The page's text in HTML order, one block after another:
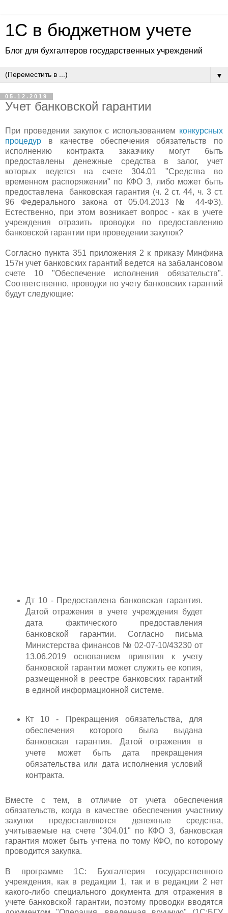
1C в бюджетном учете
Блог для бухгалтеров государственных учреждений
▼
05.12.2019
Учет банковской гарантии
При проведении закупок с использованием конкурсных
процедур в качестве обеспечения обязательств по
исполнению контракта заказчику могут быть
предоставлены денежные средства в залог, учет
которых ведется на счете 304.01 "Средства во
временном распоряжении" по КФО 3, либо может быть
предоставлена банковская гарантия (ч. 2 ст. 44, ч. 3 ст.
96 Федерального закона от 05.04.2013 № 44-ФЗ).
Естественно, при этом возникает вопрос - как в учете
учреждения отразить проводки по предоставлению
банковской гарантии при проведении закупок?
Согласно пункта 351 приложения 2 к приказу Минфина
157н учет банковских гарантий ведется на забалансовом
счете 10 "Обеспечение исполнения обязательств".
Соответственно, проводки по учету банковских гарантий
будут следующие:
Дт 10 - Предоставлена банковская гарантия.
Датой отражения в учете учреждения будет
дата фактического предоставления
банковской гарантии. Согласно письма
Министерства финансов № 02-07-10/43230 от
13.06.2019 основанием принятия к учету
банковской гарантии может служить ее копия,
размещенной в реестре банковских гарантий
в единой информационной системе.
Кт 10 - Прекращения обязательства, для
обеспечения которого была выдана
банковская гарантия. Датой отражения в
учете может быть дата прекращения
обязательства или дата исполнения условий
контракта.
Вместе с тем, в отличие от учета обеспечения
обязательств, когда в качестве обеспечения участнику
закупки предоставляются денежные средства,
учитываемые на счете "304.01" по КФО 3, банковская
гарантия может быть учтена по тому КФО, по которому
проводится закупка.
В программе 1С: Бухгалтерия государственного
учреждения, как в редакции 1, так и в редакции 2 нет
какого-либо специального документа для отражения в
учете банковской гарантии, поэтому проводки вводятся